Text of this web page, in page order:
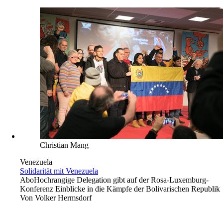
Christian Mang
Venezuela
Solidarität mit Venezuela
AboHochrangige Delegation gibt auf der Rosa-Luxemburg-
Konferenz Einblicke in die Kämpfe der Bolivarischen Republik
Von Volker Hermsdorf